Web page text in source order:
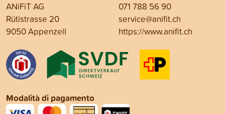
ANiFiT AG
Rütistrasse 20
9050 Appenzell
071 788 56 90
service@anifit.ch
https://www.anifit.ch
Modalità di pagamento